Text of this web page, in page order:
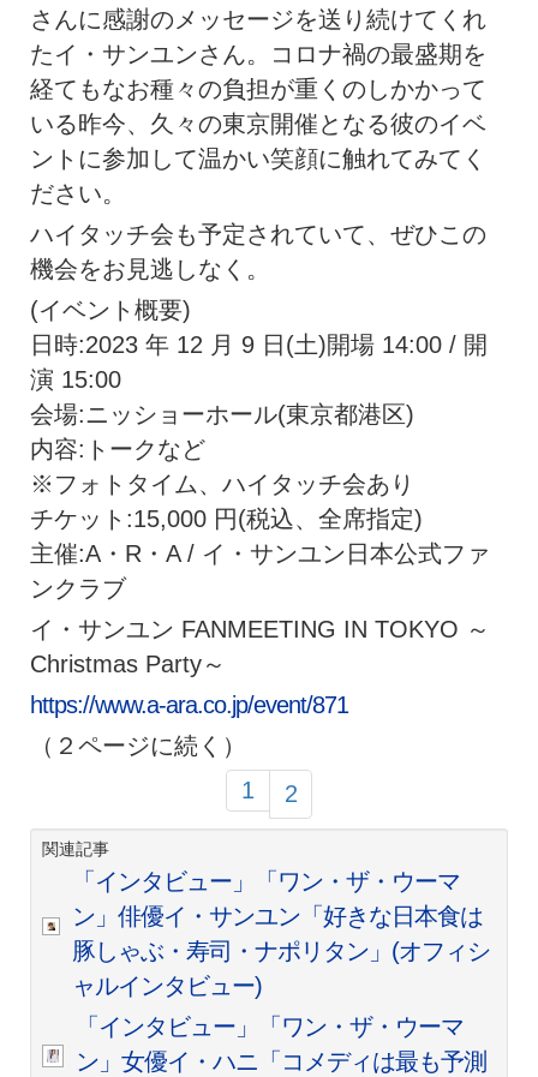
さんに感謝のメッセージを送り続けてくれ
たイ・サンユンさん。コロナ禍の最盛期を
経てもなお種々の負担が重くのしかかって
いる昨今、久々の東京開催となる彼のイベ
ントに参加して温かい笑顔に触れてみてく
ださい。
ハイタッチ会も予定されていて、ぜひこの
機会をお見逃しなく。
(イベント概要)
日時:2023 年 12 月 9 日(土)開場 14:00 / 開
演 15:00
会場:ニッショーホール(東京都港区)
内容:トークなど
※フォトタイム、ハイタッチ会あり
チケット:15,000 円(税込、全席指定)
主催:A・R・A / イ・サンユン日本公式ファ
ンクラブ
イ・サンユン FANMEETING IN TOKYO ～
Christmas Party～
https://www.a-ara.co.jp/event/871
（２ページに続く）
1
2
関連記事
「インタビュー」「ワン・ザ・ウーマ
ン」俳優イ・サンユン「好きな日本食は
豚しゃぶ・寿司・ナポリタン」(オフィシ
ャルインタビュー)
「インタビュー」「ワン・ザ・ウーマ
ン」女優イ・ハニ「コメディは最も予測